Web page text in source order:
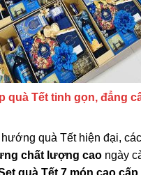
quà Tết tinh gọn, đẳng
quà Tết hiện đại,
chất lượng cao ngày